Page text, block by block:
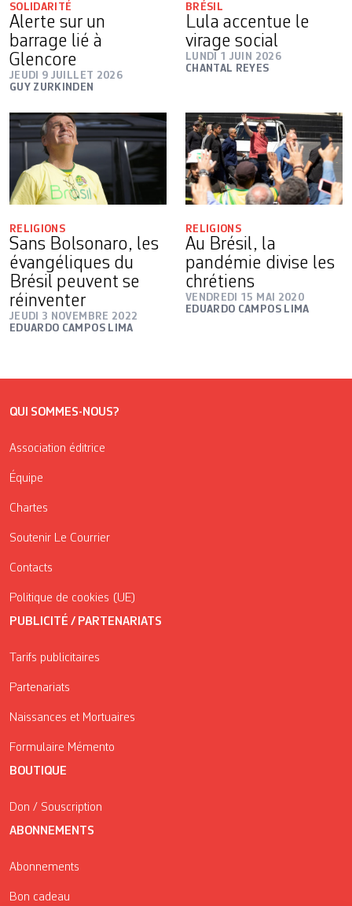
SOLIDARITÉ
Alerte sur un
barrage lié à
Glencore
JEUDI 9 JUILLET 2026
GUY ZURKINDEN
BRÉSIL
Lula accentue le
virage social
LUNDI 1 JUIN 2026
CHANTAL REYES
RELIGIONS
Sans Bolsonaro, les
évangéliques du
Brésil peuvent se
réinventer
JEUDI 3 NOVEMBRE 2022
EDUARDO CAMPOS LIMA
RELIGIONS
Au Brésil, la
pandémie divise les
chrétiens
VENDREDI 15 MAI 2020
EDUARDO CAMPOS LIMA
QUI SOMMES-NOUS?
Association éditrice
Équipe
Chartes
Soutenir Le Courrier
Contacts
Politique de cookies (UE)
PUBLICITÉ / PARTENARIATS
Tarifs publicitaires
Partenariats
Naissances et Mortuaires
Formulaire Mémento
BOUTIQUE
Don / Souscription
ABONNEMENTS
Abonnements
Bon cadeau